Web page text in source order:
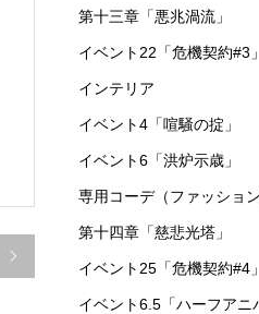

第十三章「悪兆渦流」
イベント22「危機契約#3」
インテリア
イベント4「喧騒の掟」
イベント6「洪炉示歳」
専用コーデ（ファッション
第十四章「慈悲光塔」
イベント25「危機契約#4」
イベント6.5「ハーフアニ